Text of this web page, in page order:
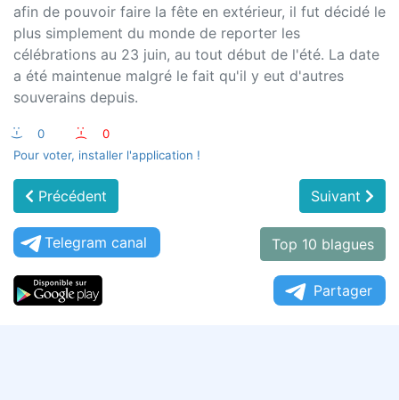
afin de pouvoir faire la fête en extérieur, il fut décidé le
plus simplement du monde de reporter les
célébrations au 23 juin, au tout début de l'été. La date
a été maintenue malgré le fait qu'il y eut d'autres
souverains depuis.
:-) 0 :-(
0
Pour voter, installer l'application !
Précédent Suivant
Telegram canal Top 10 blagues
Partager